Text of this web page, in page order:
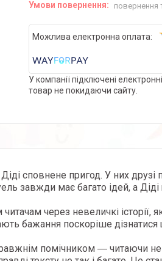
повернення
У компанії підключені
товар не покидаючи сайту.
сповнене пригод. У них друзі
завжди має багато ідей, а
через невеличкі
бажання поскоріше
помічником ― читаючи